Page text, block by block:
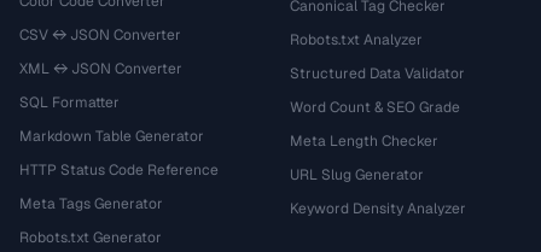
CSV ↔ JSON Converter
XML ↔ JSON Converter
SQL Formatter
Markdown Table Generator
HTTP Status Code Reference
Meta Tags Generator
Robots.txt Generator
Canonical Tag Checker
Robots.txt Analyzer
Structured Data Validator
Word Count & SEO Grade
Meta Length Checker
URL Slug Generator
Keyword Density Analyzer